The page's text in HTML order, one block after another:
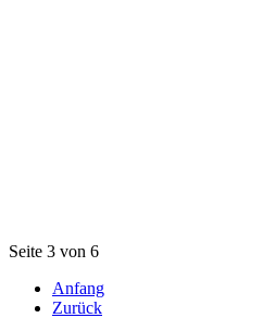
Seite 3 von 6
Anfang
Zurück